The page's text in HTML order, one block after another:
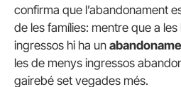
confirma que l’abandonament
de les famílies: mentre que a
ingressos hi ha un
les de menys ingressos
gairebé set vegades més.